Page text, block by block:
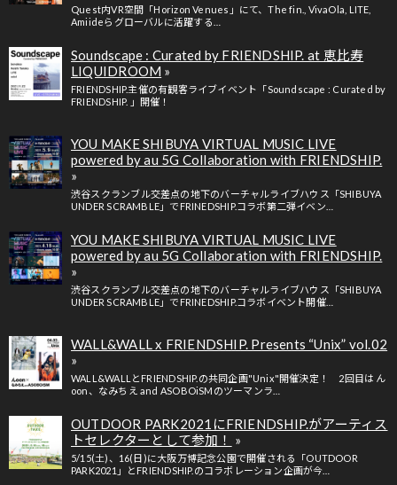
Quest内VR空間「Horizon Venues」にて、The fin., VivaOla, LITE,
Amiideらグローバルに活躍する…
Soundscape : Curated by FRIENDSHIP. at 恵比寿
LIQUIDROOM
FRIENDSHIP.主催の有観客ライブイベント「Soundscape : Curated by
FRIENDSHIP. 」開催！
YOU MAKE SHIBUYA VIRTUAL MUSIC LIVE
powered by au 5G Collaboration with FRIENDSHIP.
渋谷スクランブル交差点の地下のバーチャルライブハウス「SHIBUYA
UNDER SCRAMBLE」でFRINEDSHIP.コラボ第二弾イベン…
YOU MAKE SHIBUYA VIRTUAL MUSIC LIVE
powered by au 5G Collaboration with FRIENDSHIP.
渋谷スクランブル交差点の地下のバーチャルライブハウス「SHIBUYA
UNDER SCRAMBLE」でFRINEDSHIP.コラボイベント開催…
WALL&WALL x FRIENDSHIP. Presents “Unix” vol.02
WALL&WALLとFRIENDSHIP.の共同企画"Unix"開催決定！ 2回目は ん
oon、なみちえ and ASOBOiSMのツーマンラ…
OUTDOOR PARK2021にFRIENDSHIP.がアーティス
トセレクターとして参加！
5/15(土)、16(日)に大阪万博記念公園で開催される「OUTDOOR
PARK2021」とFRIENDSHIP.のコラボレーション企画が今…